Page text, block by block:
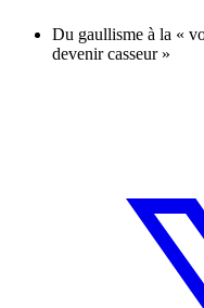
Du gaullisme à la «
devenir casseur »